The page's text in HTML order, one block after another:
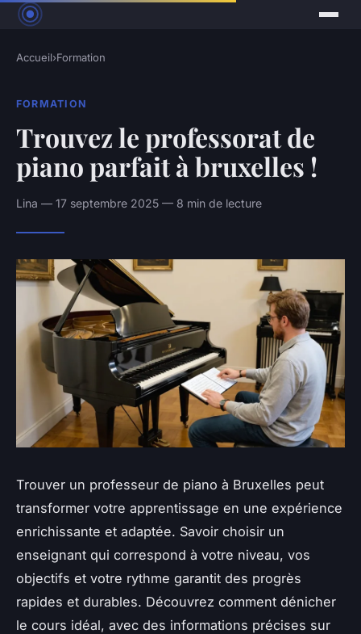
Accueil›Formation
FORMATION
Trouvez le professorat de
piano parfait à bruxelles !
Lina — 17 septembre 2025 — 8 min de lecture
Trouver un professeur de piano à Bruxelles peut
transformer votre apprentissage en une expérience
enrichissante et adaptée. Savoir choisir un
enseignant qui correspond à votre niveau, vos
objectifs et votre rythme garantit des progrès
rapides et durables. Découvrez comment dénicher
le cours idéal, avec des informations précises sur